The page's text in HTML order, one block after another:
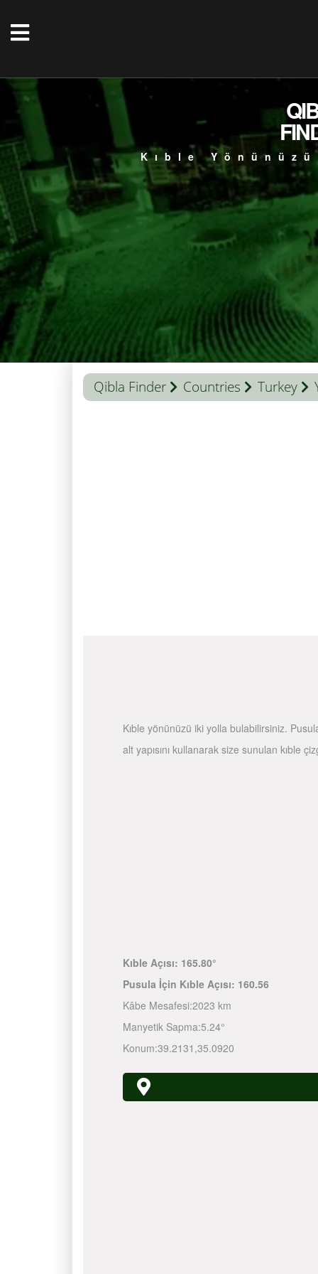
Kıble
Qibla Finder Countries Turkey
Kıble yönünüzü iki yolla bulabilirsiniz.
alt yapısını kullanarak size sunulan kıble
Kıble Açısı: 165.80°
Pusula İçin Kıble Açısı: 160.56
Kâbe Mesafesi:2023 km
Manyetik Sapma:5.24°
Konum:39.2131 ,35.0920